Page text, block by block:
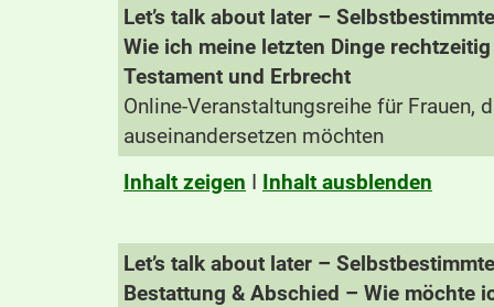
Let’s talk about later –
Wie ich meine letzten Dinge
Testament und Erbrecht
Online-Veranstaltungsreihe für
auseinandersetzen möchten
Inhalt zeigen I Inhalt ausblenden
Let’s talk about later –
Bestattung & Abschied – Wie möchte